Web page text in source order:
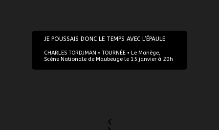
15/01/2020
JE POUSSAIS DONC LE TEMPS AVEC L’ÉPAULE
CHARLES TORDJMAN • TOURNÉE • Le Manège,
Scène Nationale de Maubeuge le 15 janvier à 20h